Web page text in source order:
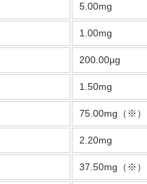
5.00mg
1.00mg
200.00µg
1.50mg
75.00mg（※）
2.20mg
37.50mg（※）